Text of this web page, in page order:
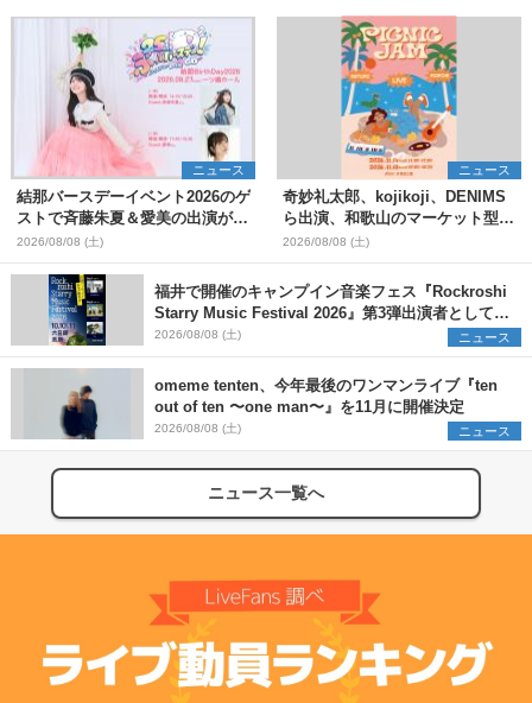
ニュース
結那バースデーイベント2026のゲ
ストで斉藤朱夏＆愛美の出演が決
定
2026/08/08 (土)
ニュース
奇妙礼太郎、kojikoji、DENIMS
ら出演、和歌山のマーケット型野
外イベント『PICNIC JAM
2026』早割チケット発売開始
2026/08/08 (土)
福井で開催のキャンプイン音楽フェス『Rockroshi
Starry Music Festival 2026』第3弾出演者として
SCOOBIE DO、かりゆし58、Reiを発表
2026/08/08 (土) ニュース
omeme tenten、今年最後のワンマンライブ『ten
out of ten 〜one man〜』を11月に開催決定
2026/08/08 (土) ニュース
ニュース一覧へ